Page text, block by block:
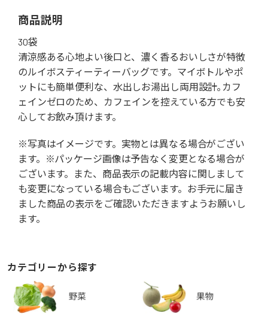
商品説明
30袋
清涼感ある心地よい後口と、濃く香るおいしさが特徴
のルイボスティーティーバッグです。マイボトルやポ
ットにも簡単便利な、水出しお湯出し両用設計｡カフ
ェインゼロのため、カフェインを控えている方でも安
心してお飲み頂けます。
※写真はイメージです。実物とは異なる場合がござい
ます。※パッケージ画像は予告なく変更となる場合が
ございます。また、商品表示の記載内容に関しまして
も変更になっている場合もございます。お手元に届き
ました商品の表示をご確認いただきますようお願いし
ます。
カテゴリーから探す